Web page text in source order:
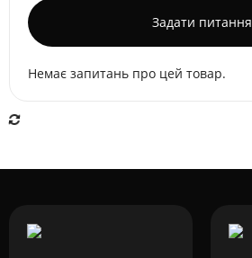
Задати питання
Немає запитань про цей товар.